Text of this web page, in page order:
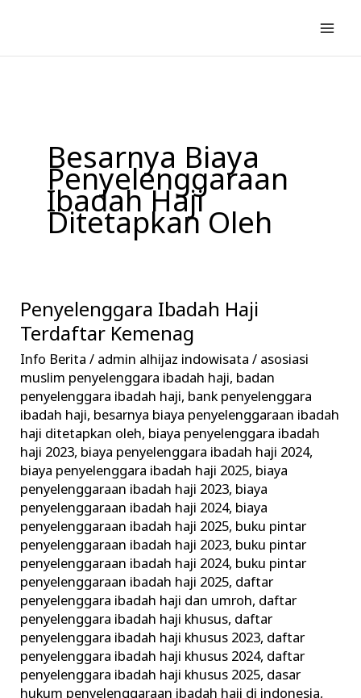
konten
Besarnya Biaya
Penyelenggaraan
Ibadah Haji
Ditetapkan Oleh
Penyelenggara Ibadah Haji
Terdaftar Kemenag
Info Berita / admin alhijaz indowisata/ asosiasi
muslim penyelenggara ibadah haji, badan
penyelenggara ibadah haji, bank penyelenggara
ibadah haji, besarnya biaya penyelenggaraan ibadah
haji ditetapkan oleh, biaya penyelenggara ibadah
haji 2023, biaya penyelenggara ibadah haji 2024,
biaya penyelenggara ibadah haji 2025, biaya
penyelenggaraan ibadah haji 2023, biaya
penyelenggaraan ibadah haji 2024, biaya
penyelenggaraan ibadah haji 2025, buku pintar
penyelenggaraan ibadah haji 2023, buku pintar
penyelenggaraan ibadah haji 2024, buku pintar
penyelenggaraan ibadah haji 2025, daftar
penyelenggara ibadah haji dan umroh, daftar
penyelenggara ibadah haji khusus, daftar
penyelenggara ibadah haji khusus 2023, daftar
penyelenggara ibadah haji khusus 2024, daftar
penyelenggara ibadah haji khusus 2025, dasar
Penyelenggara
Ibadah
Haji
Terdaftar
Kemenag